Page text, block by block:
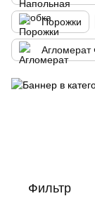
Порожки
Агломерат
Фильтр